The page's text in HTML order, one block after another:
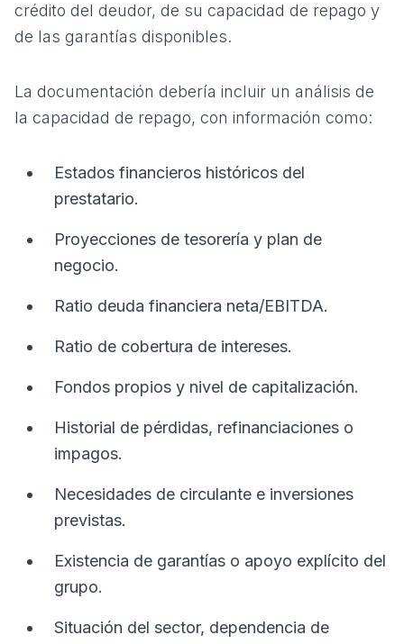
crédito del deudor, de su capacidad de repago y
de las garantías disponibles.
La documentación debería incluir un análisis de
la capacidad de repago, con información como:
Estados financieros históricos del
prestatario.
Proyecciones de tesorería y plan de
negocio.
Ratio deuda financiera neta/EBITDA.
Ratio de cobertura de intereses.
Fondos propios y nivel de capitalización.
Historial de pérdidas, refinanciaciones o
impagos.
Necesidades de circulante e inversiones
previstas.
Existencia de garantías o apoyo explícito del
grupo.
Situación del sector, dependencia de